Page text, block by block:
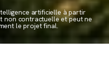
artificielle à partir
non contractuelle et peut ne
le projet final.